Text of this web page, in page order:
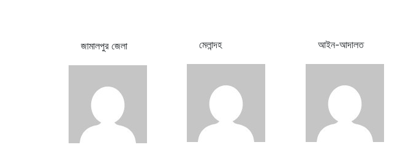
জামালপুর জেলা মেলান্দহ আইন-আদালত